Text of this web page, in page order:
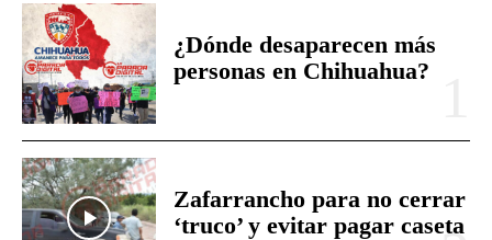
¿Dónde desaparecen más
personas en Chihuahua?
Zafarrancho para no cerrar
‘truco’ y evitar pagar caseta